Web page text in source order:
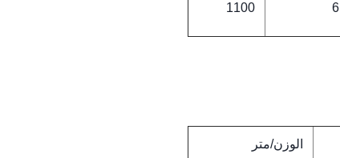
6
1100
الوزن/متر